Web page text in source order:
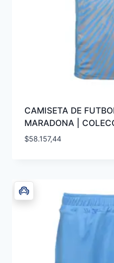
CAMISETA DE
MARADONA |
$58.157,44